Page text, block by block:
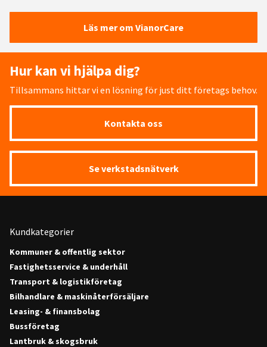
Läs mer om VianorCare
Hur kan vi hjälpa dig?
Tillsammans hittar vi en lösning för just ditt företags behov.
Kontakta oss
Se verkstadsnätverk
Kundkategorier
Kommuner & offentlig sektor
Fastighetsservice & underhåll
Transport & logistikföretag
Bilhandlare & maskinåterförsäljare
Leasing- & finansbolag
Bussföretag
Lantbruk & skogsbruk